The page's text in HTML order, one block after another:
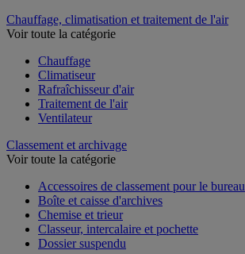
Chauffage, climatisation et traitement de l'air
Voir toute la catégorie
Chauffage
Climatiseur
Rafraîchisseur d'air
Traitement de l'air
Ventilateur
Classement et archivage
Voir toute la catégorie
Accessoires de classement pour le bureau
Boîte et caisse d'archives
Chemise et trieur
Classeur, intercalaire et pochette
Dossier suspendu